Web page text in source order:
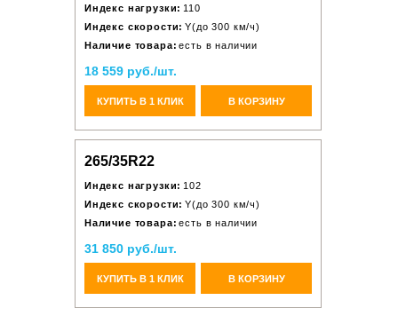
Индекс нагрузки: 110
Индекс скорости: Y(до 300 км/ч)
Наличие товара: есть в наличии
18 559 руб./шт.
КУПИТЬ В 1 КЛИК В КОРЗИНУ
265/35R22
Индекс нагрузки: 102
Индекс скорости: Y(до 300 км/ч)
Наличие товара: есть в наличии
31 850 руб./шт.
КУПИТЬ В 1 КЛИК В КОРЗИНУ